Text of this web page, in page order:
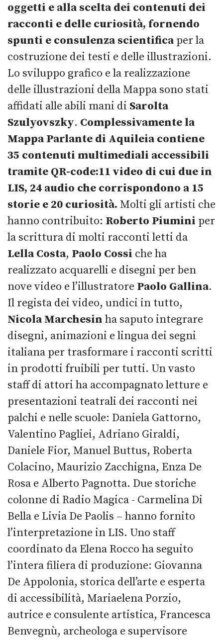
oggetti e alla scelta dei contenuti dei
racconti e delle curiosità, fornendo
spunti e consulenza scientificaper la
costruzione dei testi e delle illustrazioni.
Lo sviluppo grafico e la realizzazione
delle illustrazioni della Mappa sono stati
affidati alle abili mani di Sarolta
Szulyovszky. Complessivamente la
Mappa Parlante di Aquileia contiene
35 contenuti multimediali accessibili
tramite QR-code:11 video di cui due in
LIS, 24 audio che corrispondono a 15
storie e 20 curiosità. Molti gli artisti che
hanno contribuito: Roberto Piumini per
la scrittura di molti racconti letti da
Lella Costa, Paolo Cossi che ha
realizzato acquarelli e disegni per ben
nove video e l’illustratore Paolo Gallina.
Il regista dei video, undici in tutto,
Nicola Marchesin ha saputo integrare
disegni, animazioni e lingua dei segni
italiana per trasformare i racconti scritti
in prodotti fruibili per tutti. Un vasto
staff di attori ha accompagnato letture e
presentazioni teatrali dei racconti nei
palchi e nelle scuole: Daniela Gattorno,
Valentino Pagliei, Adriano Giraldi,
Daniele Fior, Manuel Buttus, Roberta
Colacino, Maurizio Zacchigna, Enza De
Rosa e Alberto Pagnotta. Due storiche
colonne di Radio Magica - Carmelina Di
Bella e Livia De Paolis – hanno fornito
l’interpretazione in LIS. Uno staff
coordinato da Elena Rocco ha seguito
l’intera filiera di produzione: Giovanna
De Appolonia, storica dell’arte e esperta
di accessibilità, Mariaelena Porzio,
autrice e consulente artistica, Francesca
Benvegnù, archeologa e supervisore